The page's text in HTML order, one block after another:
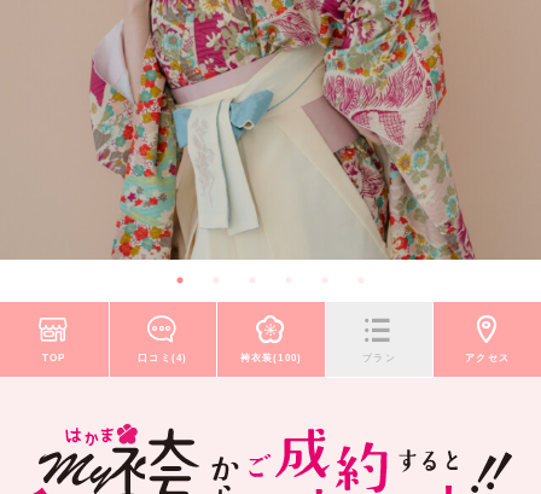
TOP 口コミ(4) 袴衣装(100) プラン アクセス